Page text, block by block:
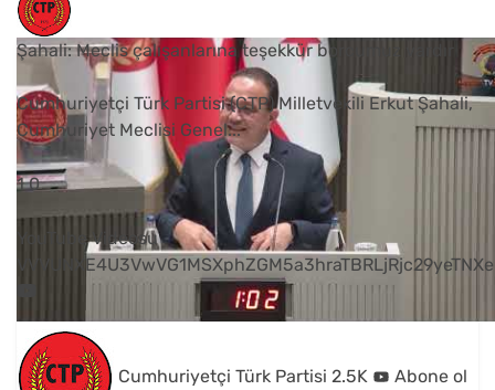
Şahali: Meclis çalışanlarına teşekkür borcumuz vardır
Cumhuriyetçi Türk Partisi (CTP) Milletvekili Erkut Şahali,
Cumhuriyet Meclisi Genel...
1 0
YouTube Videosu
Cumhuriyetçi Türk Partisi 2.5K Abone ol